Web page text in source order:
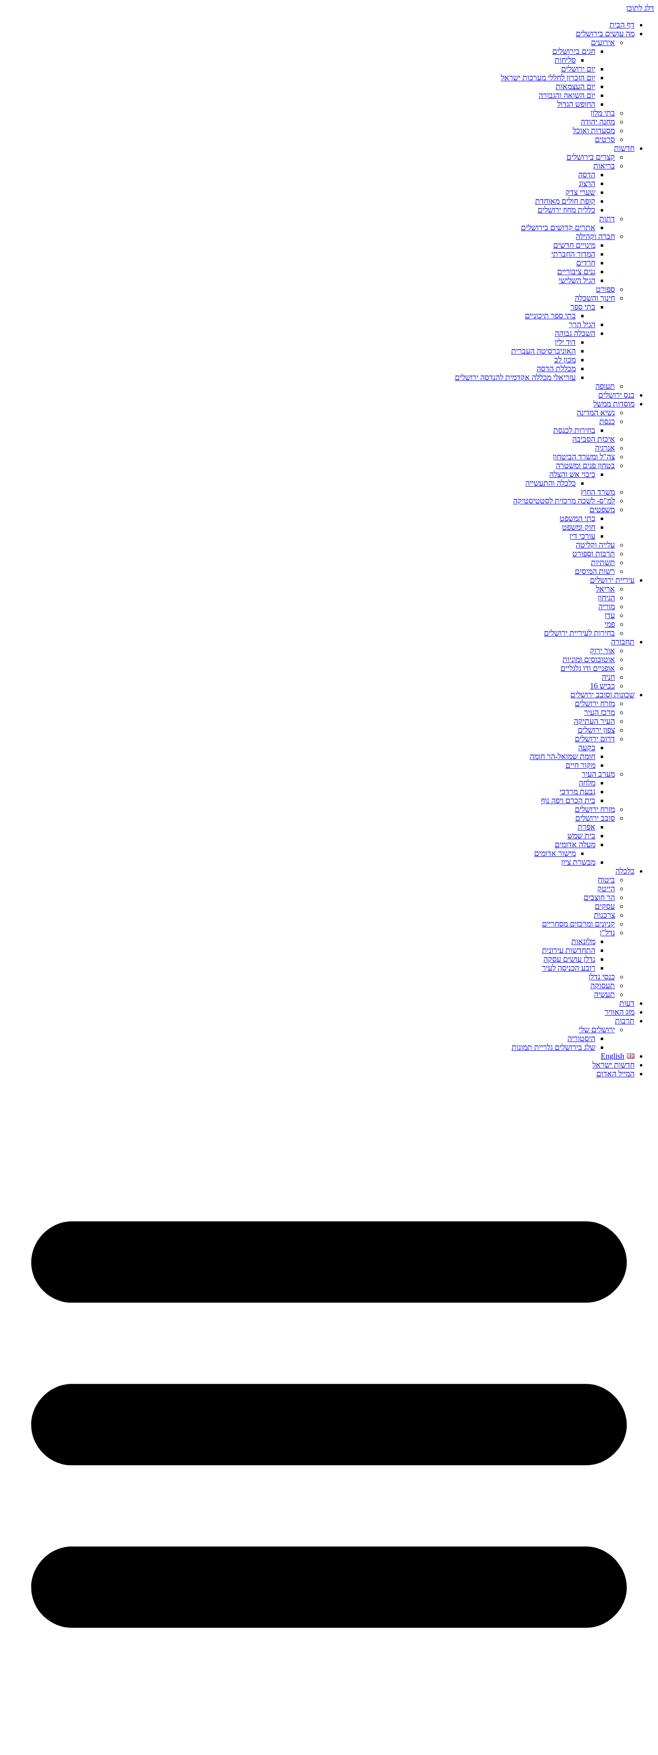
דלג לתוכן
דף הבית
מה עושים בירושלים
אירועים
חגים בירושלים
סליחות
יום ירושלים
יום הזכרון לחללי מערכות ישראל
יום העצמאות
יום השואה והגבורה
החופש הגדול
בתי מלון
מחנה יהודה
מסעדות ואוכל
סרטים
חדשות
קצרים בירושלים
בריאות
הדסה
הרצוג
שערי צדק
קופת חולים מאוחדת
כללית מחוז ירושלים
דתות
אתרים קדושים בירושלים
חברה וקהילה
מינויים חדשים
המדור החברתי
חרדים
גנים ציבוריים
הגיל השלישי
ספורט
חינוך והשכלה
בתי ספר
בתי ספר תיכוניים
הגיל הרך
השכלה גבוהה
דוד ילין
האוניברסיטה העברית
מכון לב
מכללת הדסה
עזריאלי מכללה אקדמית להנדסה ירושלים
תעופה
כנס ירושלים
מוסדות ממשל
נשיא המדינה
כנסת
בחירות לכנסת
איכות הסביבה
אנרגיה
צה"ל ומשרד הביטחון
בטחון פנים ומשטרה
כיבוי אש והצלה
כלכלה והתעשייה
משרד החוץ
למ"ס- לשכה מרכזית לסטטיסטיקה
משפטים
בתי המשפט
חוק ומשפט
עורכי דין
עלייה וקליטה
תרבות וספורט
תשתיות
רשות המיסים
עיריית ירושלים
אריאל
הגיחון
מוריה
עדן
פמי
בחירות לעיריית ירושלים
תחבורה
אור ירוק
אוטובוסים ומוניות
אופניים ודו גלגליים
חניה
כביש 16
שכונות וסובב ירושלים
מזרח ירושלים
מרכז העיר
העיר העתיקה
צפון ירושלים
דרום ירושלים
בקעה
חומת שמואל-הר חומה
מקור חיים
מערב העיר
מלחה
גבעת מרדכי
בית הכרם ויפה נוף
מזרח ירושלים
סובב ירושלים
אפרת
בית שמש
מעלה אדומים
מישור אדומים
מבשרת ציון
כלכלה
ביטוח
הייטק
הר חוצבים
עסקים
צרכנות
קניונים ומרכזים מסחריים
נדל"ן
מלונאות
התחדשות עירונית
נדלן עושים עסקה
רובע הכניסה לעיר
כנסי נדלן
תעסוקה
תעשיה
דעות
מזג האוויר
תרבות
ירושלים שלי
היסטוריה
שלג בירושלים גלריית תמונות
English
חדשות ישראל
המייל האדום